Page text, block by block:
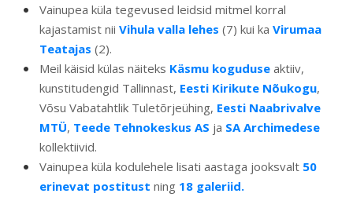
Vainupea küla tegevused leidsid mitmel korral
kajastamist nii Vihula valla lehes (7) kui ka Virumaa
Teatajas (2).
Meil käisid külas näiteks Käsmu koguduse aktiiv,
kunstitudengid Tallinnast, Eesti Kirikute Nõukogu,
Võsu Vabatahtlik Tuletõrjeühing, Eesti Naabrivalve
MTÜ, Teede Tehnokeskus AS ja SA Archimedese
kollektiivid.
Vainupea küla kodulehele lisati aastaga jooksvalt 50
erinevat postitust ning 18 galeriid.